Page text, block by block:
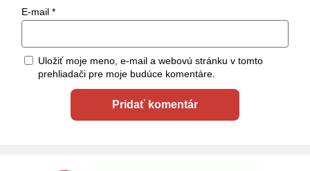
E-mail *
Uložiť moje meno, e-mail a webovú stránku v tomto
prehliadači pre moje budúce komentáre.